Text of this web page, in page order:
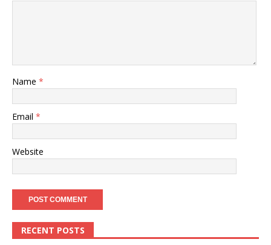
Name *
Email *
Website
RECENT POSTS